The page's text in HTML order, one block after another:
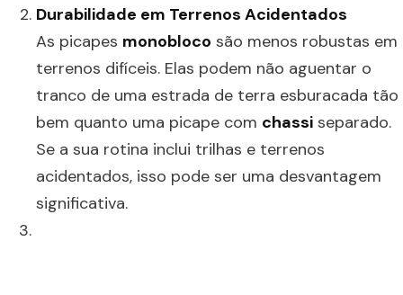
Durabilidade em Terrenos Acidentados
As picapes monobloco são menos robustas em
terrenos difíceis. Elas podem não aguentar o
tranco de uma estrada de terra esburacada tão
bem quanto uma picape com chassi separado.
Se a sua rotina inclui trilhas e terrenos
acidentados, isso pode ser uma desvantagem
significativa.